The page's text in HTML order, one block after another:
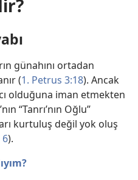
günahını ortadan
(1. Petrus 3:18). Ancak
olduğuna iman etmekten
“Tanrı’nın Oğlu”
kurtuluş değil yok oluş
6).